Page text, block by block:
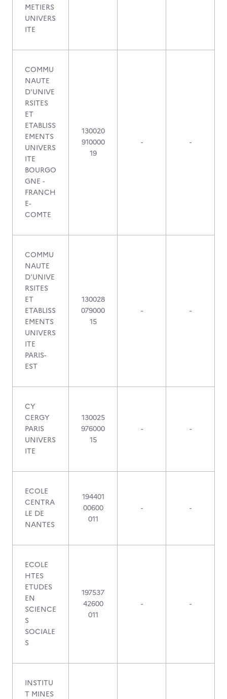
METIERS
UNIVERS
ITE
COMMU
NAUTE
D'UNIVE
RSITES
ET
ETABLISS
EMENTS
UNIVERS
ITE
BOURGO
GNE -
FRANCH
E-
COMTE
130020
910000
19
- -
COMMU
NAUTE
D'UNIVE
RSITES
ET
ETABLISS
EMENTS
UNIVERS
ITE
PARIS-
EST
130028
079000
15
- -
CY
CERGY
PARIS
UNIVERS
ITE
130025
976000
15
- -
ECOLE
CENTRA
LE DE
NANTES
194401
00600
011
- -
ECOLE
HTES
ETUDES
EN
SCIENCE
S
SOCIALE
S
197537
42600
011
- -
INSTITU
T MINES